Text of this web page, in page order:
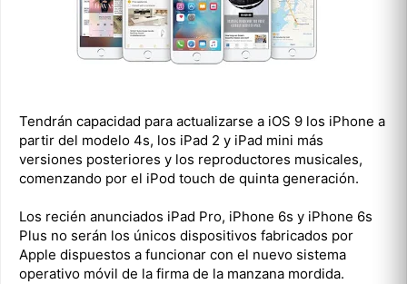
Tendrán capacidad para actualizarse a iOS 9 los iPhone a
partir del modelo 4s, los iPad 2 y iPad mini más
versiones posteriores y los reproductores musicales,
comenzando por el iPod touch de quinta generación.
Los recién anunciados iPad Pro, iPhone 6s y iPhone 6s
Plus no serán los únicos dispositivos fabricados por
Apple dispuestos a funcionar con el nuevo sistema
operativo móvil de la firma de la manzana mordida.